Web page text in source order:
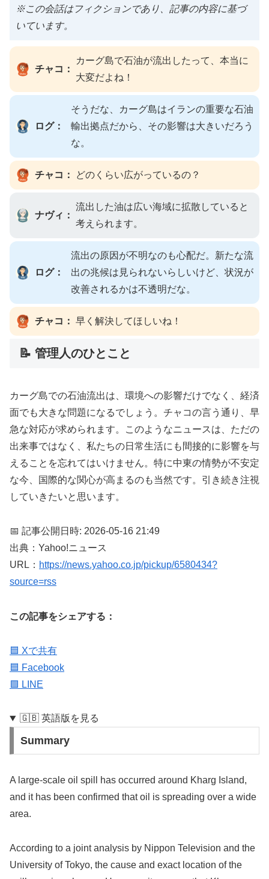
※この会話はフィクションであり、記事の内容に基づ
いています。
チャコ：
カーグ島で石油が流出したって、本当に
大変だよね！
ログ：
そうだな、カーグ島はイランの重要な石油
輸出拠点だから、その影響は大きいだろう
な。
チャコ： どのくらい広がっているの？
ナヴィ：
流出した油は広い海域に拡散していると
考えられます。
ログ：
流出の原因が不明なのも心配だ。新たな流
出の兆候は見られないらしいけど、状況が
改善されるかは不透明だな。
チャコ： 早く解決してほしいね！
📝 管理人のひとこと
カーグ島での石油流出は、環境への影響だけでなく、経済
面でも大きな問題になるでしょう。チャコの言う通り、早
急な対応が求められます。このようなニュースは、ただの
出来事ではなく、私たちの日常生活にも間接的に影響を与
えることを忘れてはいけません。特に中東の情勢が不安定
な今、国際的な関心が高まるのも当然です。引き続き注視
していきたいと思います。
📅 記事公開日時: 2026-05-16 21:49
出典：Yahoo!ニュース
URL： https://news.yahoo.co.jp/pickup/6580434?
source=rss
この記事をシェアする：
🟦 Xで共有
🟦 Facebook
🟩 LINE
🇬🇧 英語版を見る
Summary
A large-scale oil spill has occurred around Kharg Island,
and it has been confirmed that oil is spreading over a wide
area.
According to a joint analysis by Nippon Television and the
University of Tokyo, the cause and exact location of the